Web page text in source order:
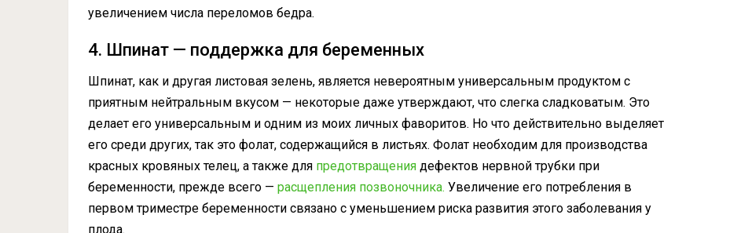
увеличением числа переломов бедра.
4. Шпинат — поддержка для беременных
Шпинат, как и другая листовая зелень, является невероятным универсальным продуктом с
приятным нейтральным вкусом — некоторые даже утверждают, что слегка сладковатым. Это
делает его универсальным и одним из моих личных фаворитов. Но что действительно выделяет
его среди других, так это фолат, содержащийся в листьях. Фолат необходим для производства
красных кровяных телец, а также для предотвращения дефектов нервной трубки при
беременности, прежде всего — расщепления позвоночника. Увеличение его потребления в
первом триместре беременности связано с уменьшением риска развития этого заболевания у
плода.